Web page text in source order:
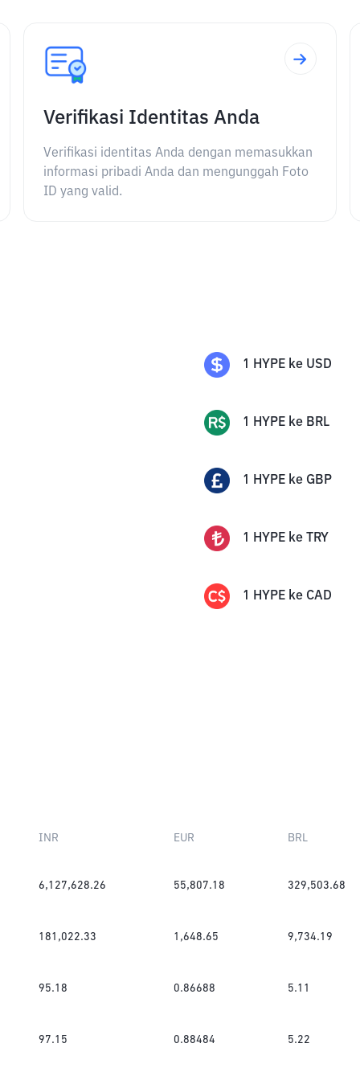
Verifikasi Identitas Anda
Verifikasi identitas Anda dengan memasukkan
informasi pribadi Anda dan mengunggah Foto
ID yang valid.
1 HYPE ke USD
1 HYPE ke BRL
1 HYPE ke GBP
1 HYPE ke TRY
1 HYPE ke CAD
INR EUR BRL
6,127,628.26 55,807.18 329,503.68
181,022.33 1,648.65 9,734.19
95.18 0.86688 5.11
97.15 0.88484 5.22